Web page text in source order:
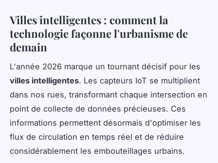
Villes intelligentes : comment la
technologie façonne l'urbanisme de
demain
L'année 2026 marque un tournant décisif pour les
villes intelligentes. Les capteurs IoT se multiplient
dans nos rues, transformant chaque intersection en
point de collecte de données précieuses. Ces
informations permettent désormais d'optimiser les
flux de circulation en temps réel et de réduire
considérablement les embouteillages urbains.